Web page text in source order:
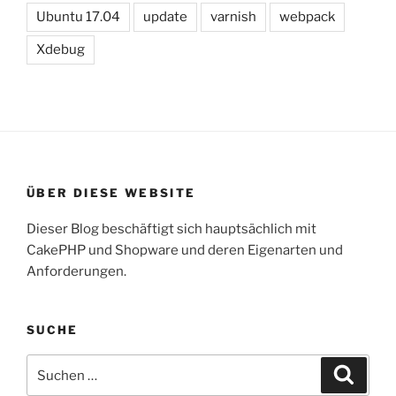
Ubuntu 17.04 update varnish webpack
Xdebug
ÜBER DIESE WEBSITE
Dieser Blog beschäftigt sich hauptsächlich mit
CakePHP und Shopware und deren Eigenarten und
Anforderungen.
SUCHE
nach: